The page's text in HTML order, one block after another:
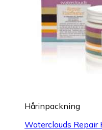
Hårinpackning
Waterclouds Repair